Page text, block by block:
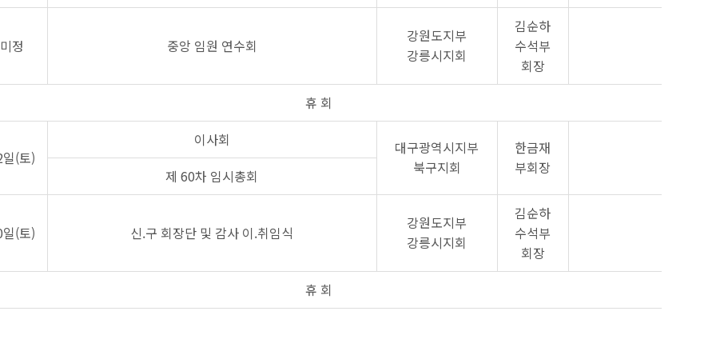
미정 중앙 임원 연수회
강원도지부
강릉시지회
김순하
수석부
회장
휴 회
(토)
이사회
대구광역시지부
북구지회
한금재
부회장
제 60차 임시총회
(토) 신.구 회장단 및 감사 이.취임식
강원도지부
강릉시지회
김순하
수석부
회장
휴 회